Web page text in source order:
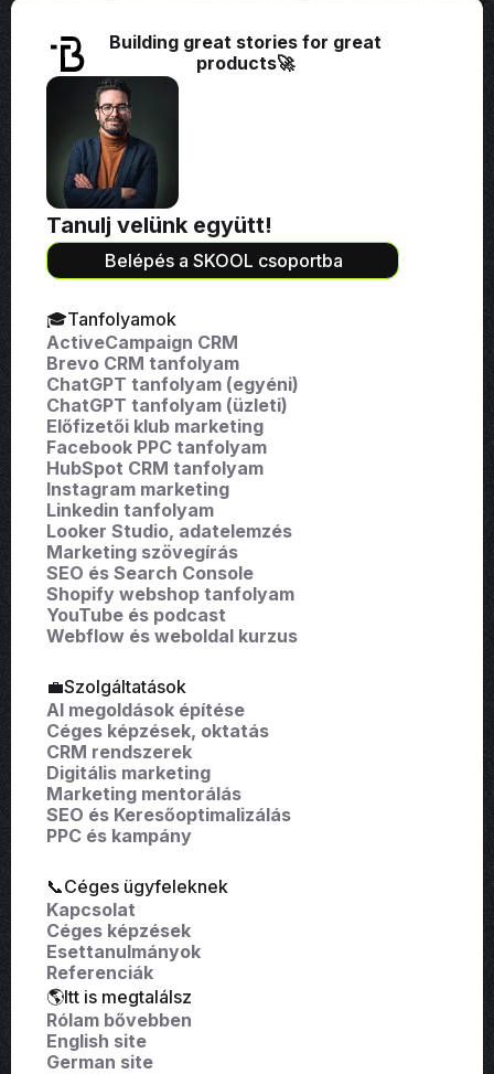
Building great stories for great
products🚀
Tanulj velünk együtt!
Belépés a SKOOL csoportba
🎓Tanfolyamok
ActiveCampaign CRM
Brevo CRM tanfolyam
ChatGPT tanfolyam (egyéni)
ChatGPT tanfolyam (üzleti)
Előfizetői klub marketing
Facebook PPC tanfolyam
HubSpot CRM tanfolyam
Instagram marketing
Linkedin tanfolyam
Looker Studio, adatelemzés
Marketing szövegírás
SEO és Search Console
Shopify webshop tanfolyam
YouTube és podcast
Webflow és weboldal kurzus
💼Szolgáltatások
AI megoldások építése
Céges képzések, oktatás
CRM rendszerek
Digitális marketing
Marketing mentorálás
SEO és Keresőoptimalizálás
PPC és kampány
📞Céges ügyfeleknek
Kapcsolat
Céges képzések
Esettanulmányok
Referenciák
🌎Itt is megtalálsz
Rólam bővebben
English site
German site